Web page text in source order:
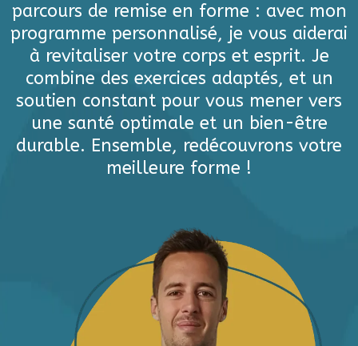
parcours de remise en forme : avec mon
programme personnalisé, je vous aiderai
à revitaliser votre corps et esprit. Je
combine des exercices adaptés, et un
soutien constant pour vous mener vers
une santé optimale et un bien-être
durable. Ensemble, redécouvrons votre
meilleure forme !